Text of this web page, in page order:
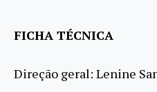
FICHA TÉCNICA
Direção geral: Lenine